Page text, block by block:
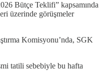
Bütçe Teklifi” kapsamında
üzerinde görüşmeler
Komisyonu’nda, SGK
tatili sebebiyle bu hafta